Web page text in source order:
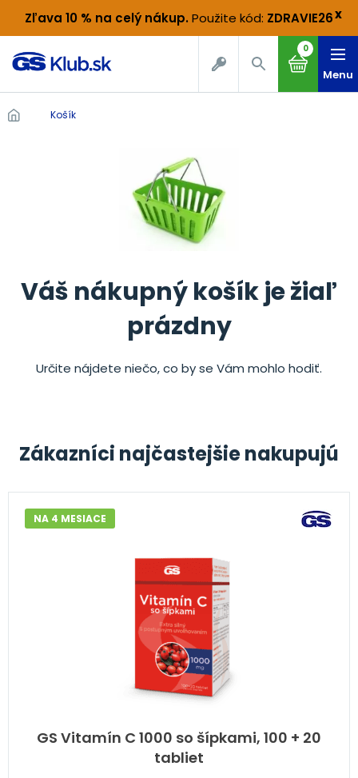
Zľava 10 % na celý nákup. Použite kód: ZDRAVIE26x
0
Menu
Košík
Váš nákupný košík je žiaľ
prázdny
Určite nájdete niečo, co by se Vám mohlo hodiť.
Zákazníci najčastejšie nakupujú
GS Vitamín C 1000 so šípkami, 100 + 20
tabliet
NA 4 MESIACE